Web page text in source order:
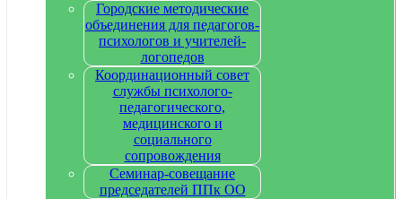
Городские методические
объединения для педагогов-
психологов и учителей-
логопедов
Координационный совет
службы психолого-
педагогического,
медицинского и
социального
сопровождения
Семинар-совещание
председателей ППк ОО